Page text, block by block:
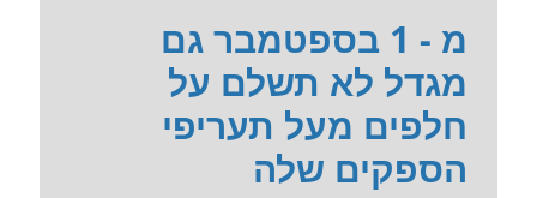
מ - 1 בספטמבר גם
מגדל לא תשלם על
חלפים מעל תעריפי
הספקים שלה